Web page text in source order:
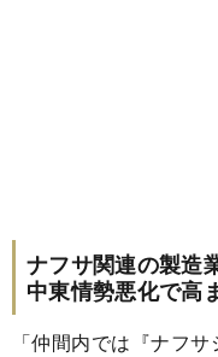
ナフサ関連の製造
中東情勢悪化で高
「仲間内では『ナフ